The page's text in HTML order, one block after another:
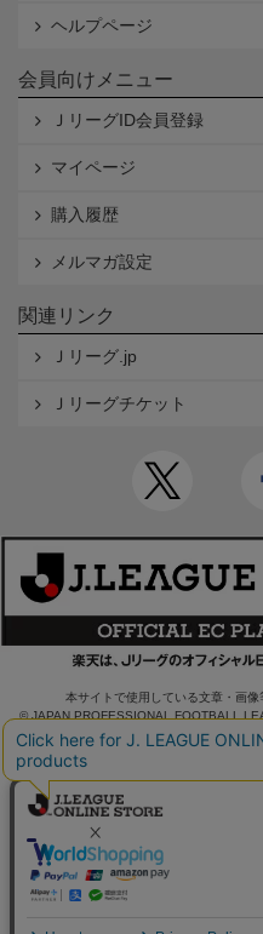
ヘルプページ
会員向けメニュー
ＪリーグID会員登録
マイページ
購入履歴
メルマガ設定
関連リンク
Ｊリーグ.jp
Ｊリーグチケット
本サイトで使用している文章・画像
© JAPAN PROFESSIONAL FOOTBALL